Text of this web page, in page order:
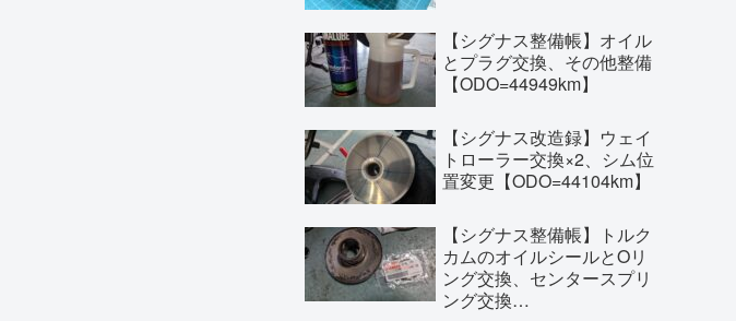
【シグナス整備帳】オイル
とプラグ交換、その他整備
【ODO=44949km】
【シグナス改造録】ウェイ
トローラー交換×2、シム位
置変更【ODO=44104km】
【シグナス整備帳】トルク
カムのオイルシールとOリ
ング交換、センタースプリ
ング交換